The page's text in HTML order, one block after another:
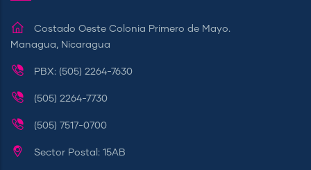
Costado Oeste Colonia Primero de Mayo.
Managua, Nicaragua
PBX: (505) 2264-7630
(505) 2264-7730
(505) 7517-0700
Sector Postal: 15AB